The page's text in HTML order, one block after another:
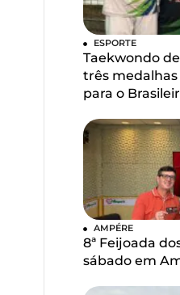
ESPORTE
Taekwondo
três
para o
AMPÉRE
8ª Feijoada
sábado em